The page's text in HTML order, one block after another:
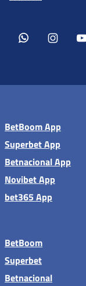
BetBoom App
Superbet App
Betnacional App
Novibet App
bet365 App
BetBoom
Superbet
Betnacional